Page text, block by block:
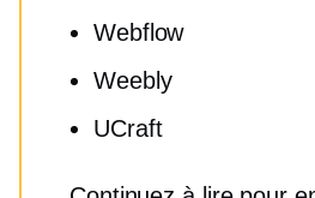
Webflow
Weebly
UCraft